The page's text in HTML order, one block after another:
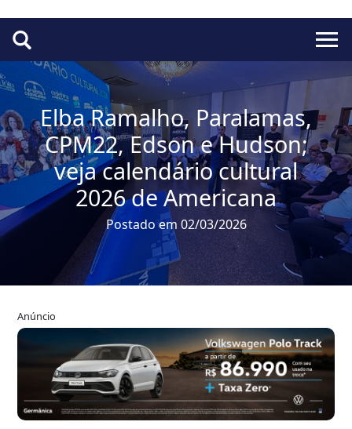
Elba Ramalho, Paralamas,
CPM22, Edson e Hudson;
veja calendário cultural
2026 de Americana
Postado em 02/03/2026
Anúncio